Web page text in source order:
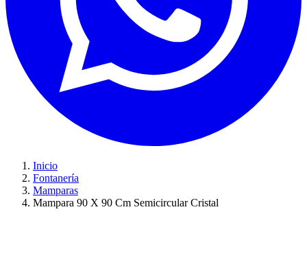
Inicio
Fontanería
Mamparas
Mampara 90 X 90 Cm Semicircular Cristal